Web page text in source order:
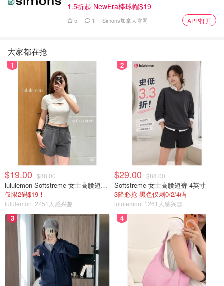
1.5折起 NewEra棒球帽$19
5 1 Simons加拿大官网 APP打开
大家都在抢
1
$19.00 $88.00
lululemon Softstreme 女士高腰短裤 10cm
仅限2码$19！
lululemon 2251人感兴趣
2
$29.00 $88.00
Softstreme 女士高腰短裤 4英寸
3降必抢 黑色仅剩0/2/4码
lululemon 1261人感兴趣
3 4